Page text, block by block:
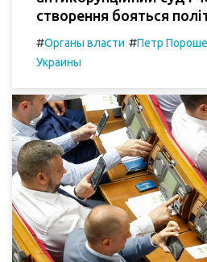
створення бояться
#Органы власти #Петр
Украины